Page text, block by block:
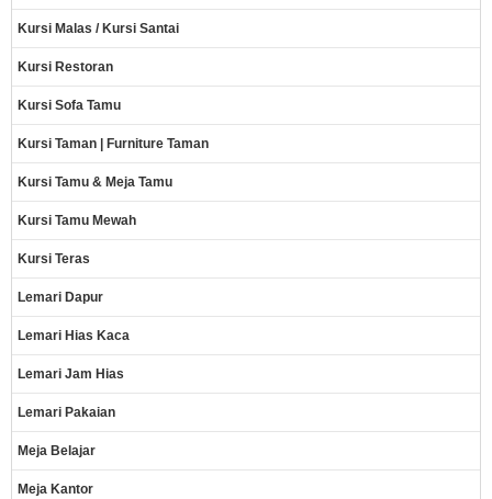
Kursi Malas / Kursi Santai
Kursi Restoran
Kursi Sofa Tamu
Kursi Taman | Furniture Taman
Kursi Tamu & Meja Tamu
Kursi Tamu Mewah
Kursi Teras
Lemari Dapur
Lemari Hias Kaca
Lemari Jam Hias
Lemari Pakaian
Meja Belajar
Meja Kantor